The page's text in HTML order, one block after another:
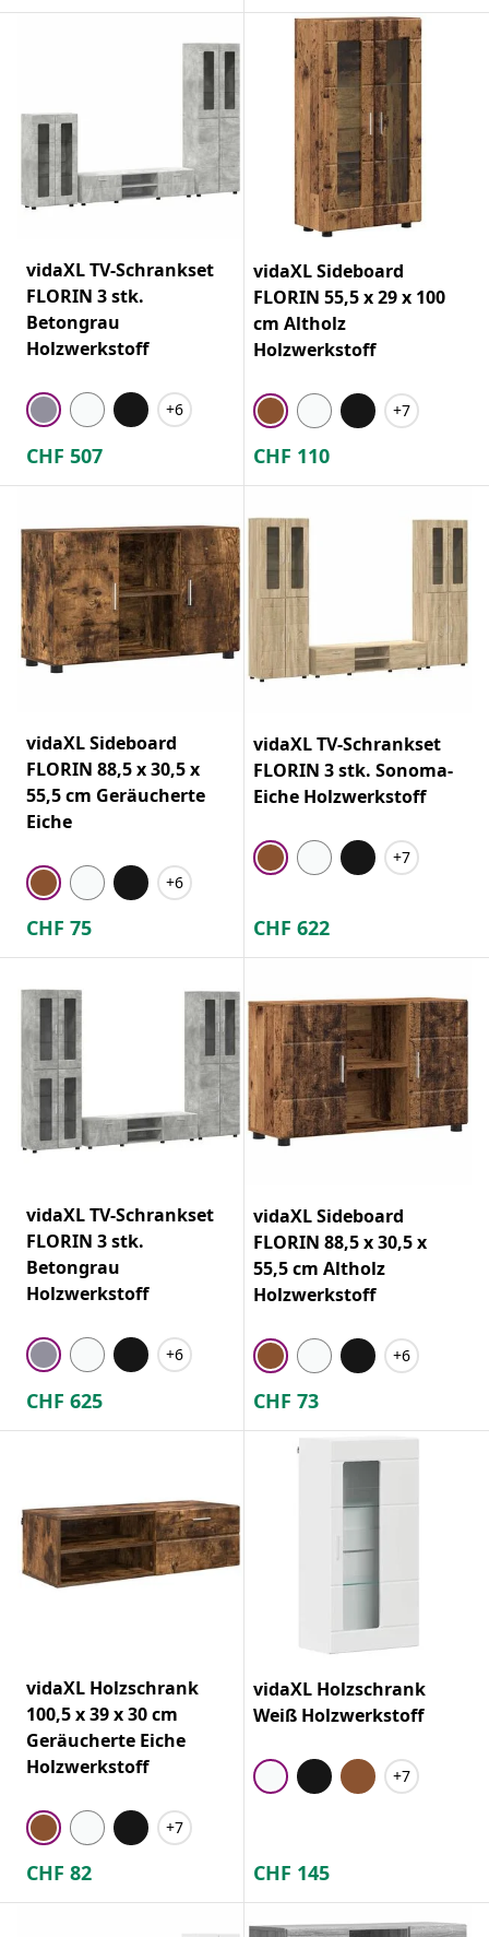
vidaXL TV-Schrankset
FLORIN 3 stk.
Betongrau
Holzwerkstoff
+6
CHF 507
vidaXL Sideboard
FLORIN 55,5 x 29 x 100
cm Altholz
Holzwerkstoff
+7
CHF 110
vidaXL Sideboard
FLORIN 88,5 x 30,5 x
55,5 cm Geräucherte
Eiche
+6
CHF 75
vidaXL TV-Schrankset
FLORIN 3 stk. Sonoma-
Eiche Holzwerkstoff
+7
CHF 622
vidaXL TV-Schrankset
FLORIN 3 stk.
Betongrau
Holzwerkstoff
+6
CHF 625
vidaXL Sideboard
FLORIN 88,5 x 30,5 x
55,5 cm Altholz
Holzwerkstoff
+6
CHF 73
vidaXL Holzschrank
100,5 x 39 x 30 cm
Geräucherte Eiche
Holzwerkstoff
+7
CHF 82
vidaXL Holzschrank
Weiß Holzwerkstoff
+7
CHF 145